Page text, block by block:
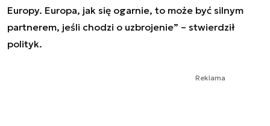
Europy. Europa, jak się ogarnie, to może być silnym
partnerem, jeśli chodzi o uzbrojenie” – stwierdził
polityk.
Reklama